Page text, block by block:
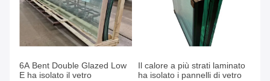
6A Bent Double Glazed Low
E ha isolato il vetro
Il calore a più strati laminato
ha isolato i pannelli di vetro